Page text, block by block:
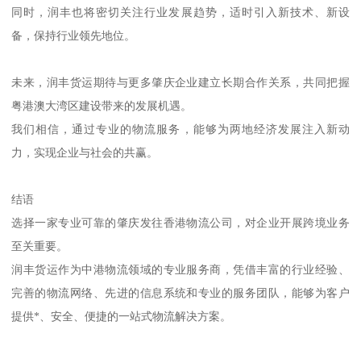
同时，润丰也将密切关注行业发展趋势，适时引入新技术、新设
备，保持行业领先地位。
未来，润丰货运期待与更多肇庆企业建立长期合作关系，共同把握
粤港澳大湾区建设带来的发展机遇。
我们相信，通过专业的物流服务，能够为两地经济发展注入新动
力，实现企业与社会的共赢。
结语
选择一家专业可靠的肇庆发往香港物流公司，对企业开展跨境业务
至关重要。
润丰货运作为中港物流领域的专业服务商，凭借丰富的行业经验、
完善的物流网络、先进的信息系统和专业的服务团队，能够为客户
提供*、安全、便捷的一站式物流解决方案。